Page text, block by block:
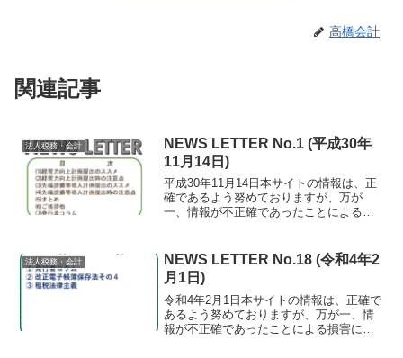
高橋会計
関連記事
法人税務・会計
NEWS LETTER No.1 (平成30年
11月14日)
平成30年11月14日本サイトの情報は、正
確であるよう努めておりますが、万が
一、情報が不正確であったことによる損
とややこしい経営力向上計画(中小企業経
営強化税制等)と先...
法人税務・会計
NEWS LETTER No.18 (令和4年2
月1日)
令和4年2月1日本サイトの情報は、正確で
あるよう努めておりますが、万が一、情
報が不正確であったことによる損害につ